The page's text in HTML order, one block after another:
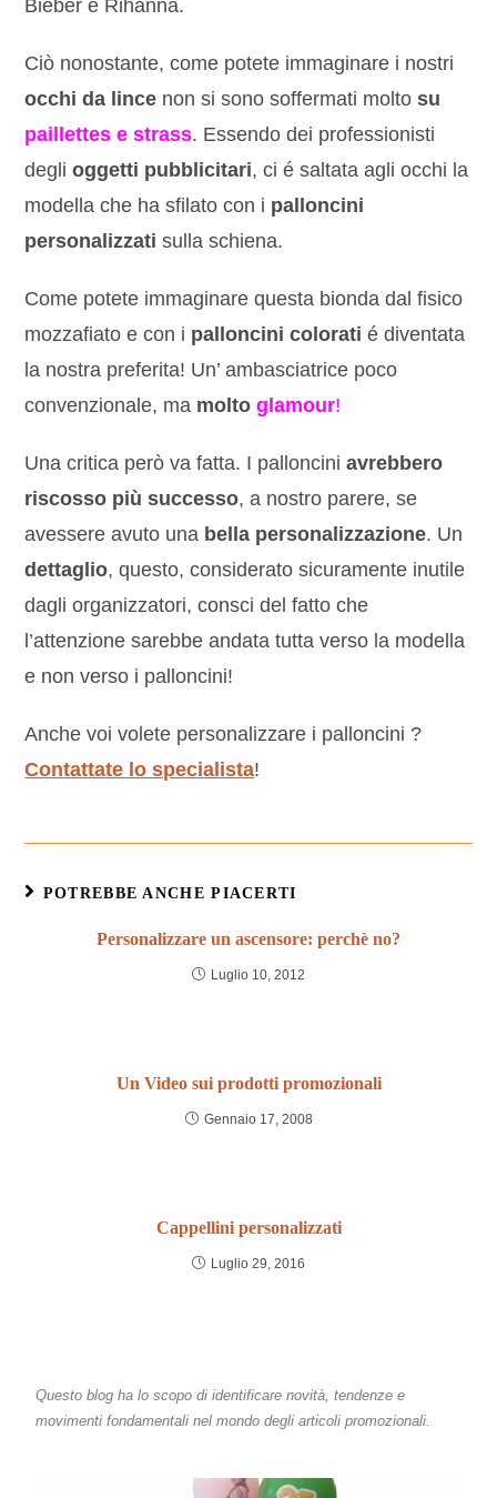
Bieber e Rihanna.
Ciò nonostante, come potete immaginare i nostri
occhi da lince non si sono soffermati moltosu
paillettes e strass. Essendo dei professionisti
deglioggetti pubblicitari, ci é saltata agli occhi la
modella che ha sfilato con i palloncini
personalizzatisulla schiena.
Come potete immaginare questa bionda dal fisico
mozzafiato e con i palloncini colorati é diventata
la nostra preferita! Un’ ambasciatrice poco
convenzionale, ma moltoglamour!
Una critica però va fatta. I pallonciniavrebbero
riscosso più successo, a nostro parere, se
avessere avuto una bella personalizzazione. Un
dettaglio, questo, considerato sicuramente inutile
dagli organizzatori, consci del fatto che
l’attenzione sarebbe andata tutta verso la modella
e non verso i palloncini!
Anche voi volete personalizzare i palloncini ?
Contattate lo specialista!
POTREBBE ANCHE PIACERTI
Personalizzare un ascensore: perchè no?
Luglio 10, 2012
Un Video sui prodotti promozionali
Gennaio 17, 2008
Cappellini personalizzati
Luglio 29, 2016
Questo blog ha lo scopo di identificare novità, tendenze e
movimenti fondamentali nel mondo degli articoli promozionali.